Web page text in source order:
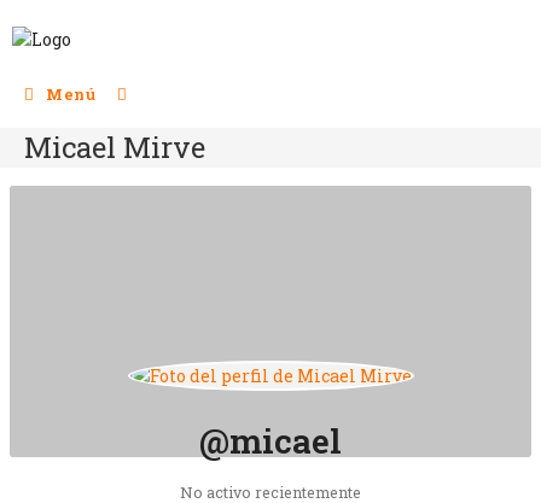
Menú
Micael Mirve
@micael
No activo recientemente